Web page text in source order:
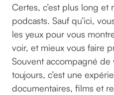
Certes, c’est plus long
podcasts. Sauf qu’ici,
les yeux pour vous
voir, et mieux vous faire
Souvent accompagné
toujours, c’est une
documentaires, films et